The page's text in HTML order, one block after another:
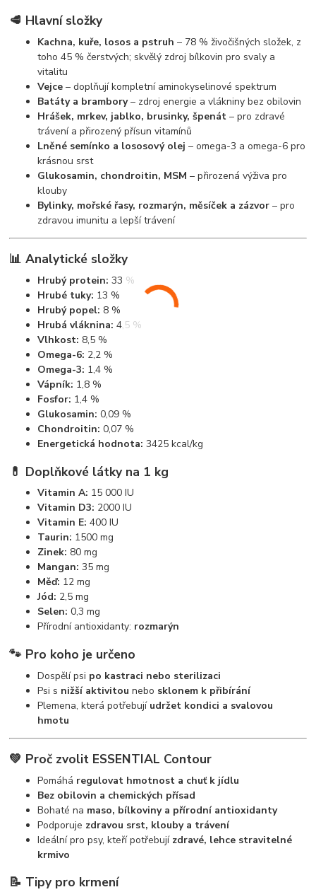
🥩 Hlavní složky
Kachna, kuře, losos a pstruh – 78 % živočišných složek, z
toho 45 % čerstvých; skvělý zdroj bílkovin pro svaly a
vitalitu
Vejce – doplňují kompletní aminokyselinové spektrum
Batáty a brambory– zdroj energie a vlákniny bez obilovin
Hrášek, mrkev, jablko, brusinky, špenát – pro zdravé
trávení a přirozený přísun vitamínů
Lněné semínko a lososový olej – omega-3 a omega-6 pro
krásnou srst
Glukosamin, chondroitin, MSM – přirozená výživa pro
klouby
Bylinky, mořské řasy, rozmarýn, měsíček a zázvor – pro
zdravou imunitu a lepší trávení
📊Analytické složky
Hrubý protein: 33 %
Hrubé tuky: 13 %
Hrubý popel: 8 %
Hrubá vláknina: 4,5 %
Vlhkost: 8,5 %
Omega-6: 2,2 %
Omega-3: 1,4 %
Vápník: 1,8 %
Fosfor: 1,4 %
Glukosamin: 0,09 %
Chondroitin: 0,07 %
Energetická hodnota: 3425 kcal/kg
💊 Doplňkové látky na 1 kg
Vitamin A: 15 000 IU
Vitamin D3: 2000 IU
Vitamin E: 400 IU
Taurin: 1500 mg
Zinek: 80 mg
Mangan: 35 mg
Měď: 12 mg
Jód: 2,5 mg
Selen: 0,3 mg
Přírodní antioxidanty: rozmarýn
🐾 Pro koho je určeno
Dospělí psi po kastraci nebo sterilizaci
Psi s nižší aktivitou nebo sklonem k přibírání
Plemena, která potřebují udržet kondici a svalovou
hmotu
💚 Proč zvolit ESSENTIAL Contour
Pomáhá regulovat hmotnost a chuť k jídlu
Bez obilovin a chemických přísad
Bohaté na maso, bílkoviny a přírodní antioxidanty
Podporuje zdravou srst, klouby a trávení
Ideální pro psy, kteří potřebují zdravé, lehce stravitelné
krmivo
📝 Tipy pro krmení